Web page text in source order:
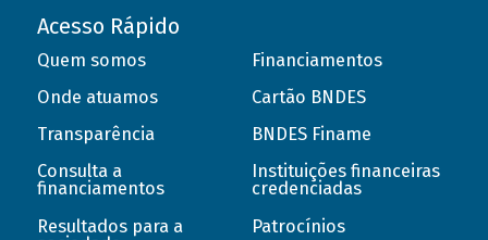
Acesso Rápido
Quem somos
Onde atuamos
Transparência
Consulta a
financiamentos
Resultados para a
Financiamentos
Cartão BNDES
BNDES Finame
Instituições financeiras
credenciadas
Patrocínios